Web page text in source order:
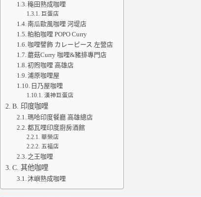
龝田熟成咖哩
巨蛋店
南瓜歐風咖哩 河堤店
粕粕咖哩 POPO Curry
咖哩譬飾 カレーピース 左營店
蘑菇Curry 咖哩&豬排專門店
初煦咖哩 高雄店
浦原咖哩屋
日乃屋咖哩
漢神巨蛋店
B. 印度咖哩
瑪哈印度餐廳 高雄總店
都瓦哩印度廚房酒館
華榮店
五福店
之王咖哩
C. 其他咖哩
沐嶼熟成咖哩